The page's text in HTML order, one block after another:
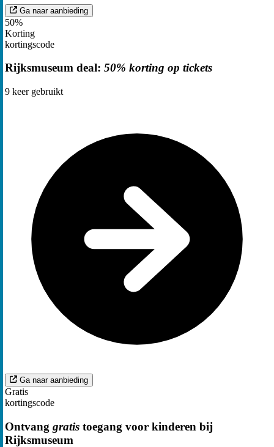
Ga naar aanbieding
50%
Korting
kortingscode
Rijksmuseum deal: 50% korting op tickets
9 keer gebruikt
Ga naar aanbieding
Gratis
kortingscode
Ontvang gratis toegang voor kinderen bij
Rijksmuseum